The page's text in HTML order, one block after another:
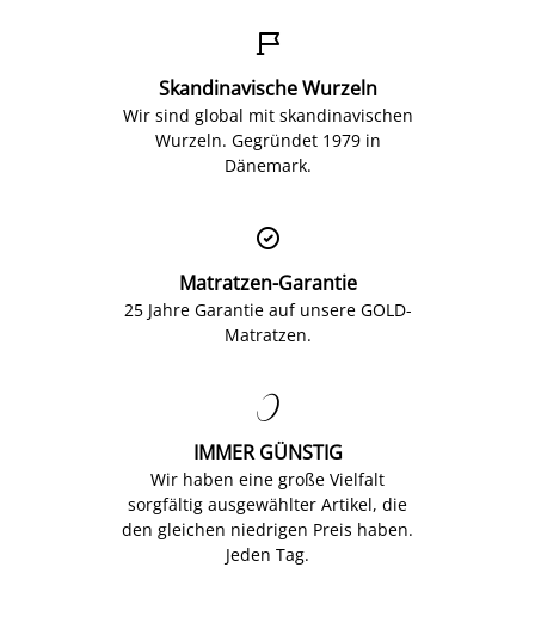

Skandinavische Wurzeln
Wir sind global mit skandinavischen
Wurzeln. Gegründet 1979 in
Dänemark.

Matratzen-Garantie
25 Jahre Garantie auf unsere GOLD-
Matratzen.

IMMER GÜNSTIG
Wir haben eine große Vielfalt
sorgfältig ausgewählter Artikel, die
den gleichen niedrigen Preis haben.
Jeden Tag.